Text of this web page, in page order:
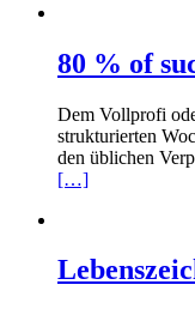
80 % of
Dem Vollprofi
strukturierten
den üblichen
[…]